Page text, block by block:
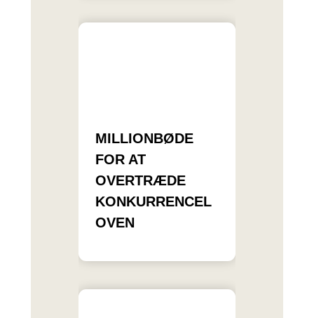
MILLIONBØDE
FOR AT
OVERTRÆDE
KONKURRENCEL
OVEN